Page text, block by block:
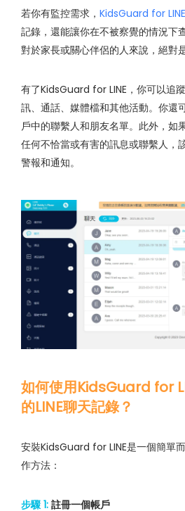
若你有監控需求， KidsGuard for LINE
記錄，還能讓你在不被察覺的情況下
對於家長或關心伴侶的人來說，絕對
有了KidsGuard for LINE，你可以追
訊、通話、媒體檔和其他活動。你還
戶中的聯繫人和朋友名單。此外，如
任何不恰當或有害的訊息或聯繫人，
警報和通知。
如何使用KidsGuard for
的LINE聊天記錄？
安裝KidsGuard for LINE是一個簡單
作方法：
步驟 1: 註冊一個帳戶